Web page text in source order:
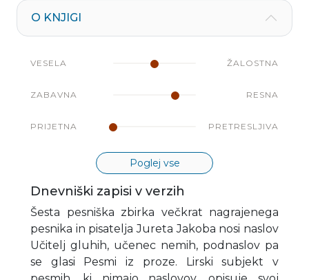
O KNJIGI
VESELA ŽALOSTNA
ZABAVNA RESNA
PRIJETNA PRETRESLJIVA
Poglej vse
Dnevniški zapisi v verzih
Šesta pesniška zbirka večkrat nagrajenega
pesnika in pisatelja Jureta Jakoba nosi naslov
Učitelj gluhih, učenec nemih, podnaslov pa
se glasi Pesmi iz proze. Lirski subjekt v